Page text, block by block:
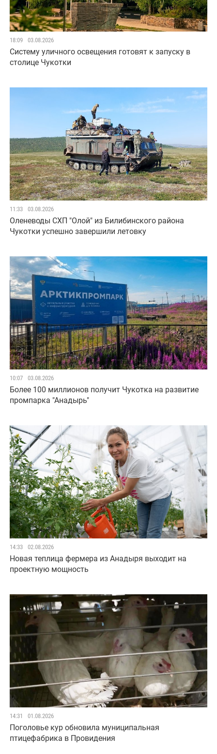
18:09 03.08.2026
Систему уличного освещения готовят к запуску в
столице Чукотки
11:33 03.08.2026
Оленеводы СХП "Олой" из Билибинского района
Чукотки успешно завершили летовку
10:07 03.08.2026
Более 100 миллионов получит Чукотка на развитие
промпарка "Анадырь"
14:33 02.08.2026
Новая теплица фермера из Анадыря выходит на
проектную мощность
14:31 01.08.2026
Поголовье кур обновила муниципальная
птицефабрика в Провидения